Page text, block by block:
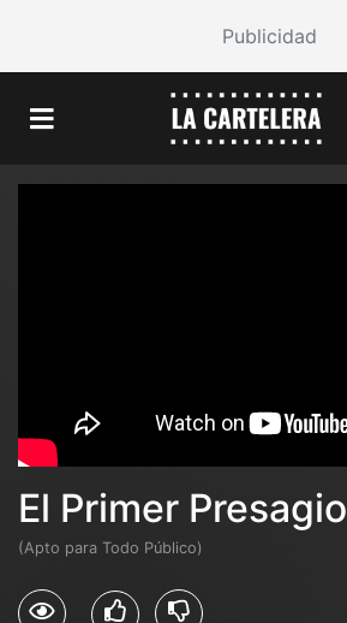
Publicidad
El Primer Presagio
(Apto para Todo Público)